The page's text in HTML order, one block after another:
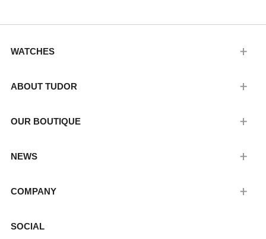
WATCHES
ABOUT TUDOR
OUR BOUTIQUE
NEWS
COMPANY
SOCIAL